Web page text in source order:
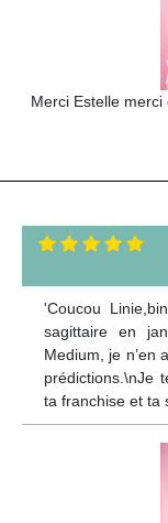
Merci Estelle
'Coucou
sagittaire en
Medium, je n’en
prédictions.\nJe
ta franchise et ta